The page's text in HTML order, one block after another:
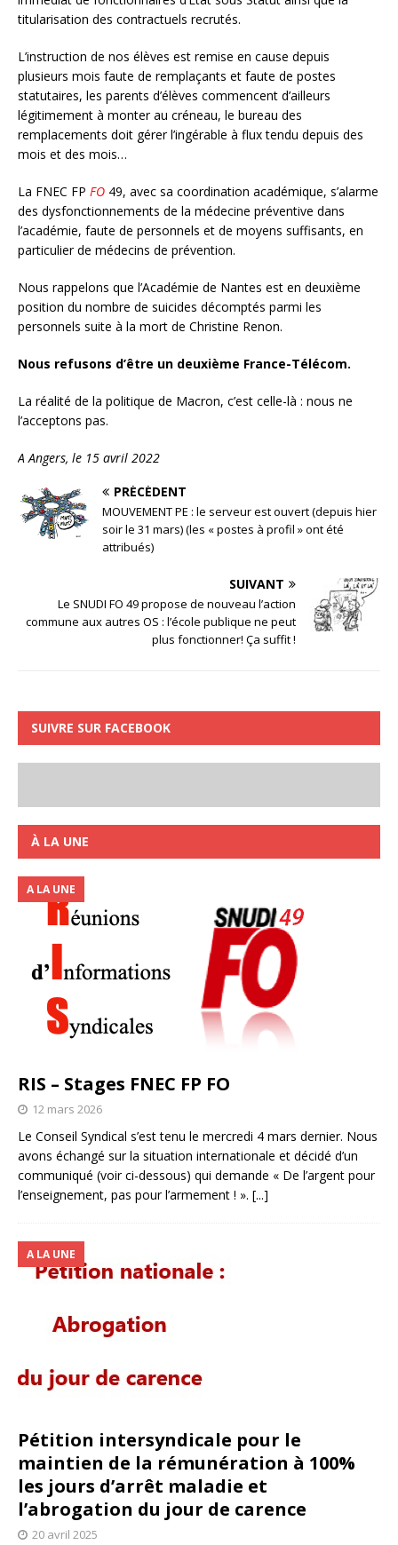
titularisation des contractuels recrutés.
L’instruction de nos élèves est remise en cause depuis
plusieurs mois faute de remplaçants et faute de postes
statutaires, les parents d’élèves commencent d’ailleurs
légitimement à monter au créneau, le bureau des
remplacements doit gérer l’ingérable à flux tendu depuis des
mois et des mois…
La FNEC FP FO 49, avec sa coordination académique, s’alarme
des dysfonctionnements de la médecine préventive dans
l’académie, faute de personnels et de moyens suffisants, en
particulier de médecins de prévention.
Nous rappelons que l’Académie de Nantes est en deuxième
position du nombre de suicides décomptés parmi les
personnels suite à la mort de Christine Renon.
Nous refusons d’être un deuxième France-Télécom.
La réalité de la politique de Macron, c’est celle-là : nous ne
l’acceptons pas.
A Angers, le 15 avril 2022
PRÉCÉDENT
MOUVEMENT PE : le serveur est ouvert (depuis hier
soir le 31 mars) (les « postes à profil » ont été
attribués)
SUIVANT
Le SNUDI FO 49 propose de nouveau l’action
commune aux autres OS : l’école publique ne peut
plus fonctionner! Ça suffit !
SUIVRE SUR FACEBOOK
À LA UNE
RIS – Stages FNEC FP FO
A LA UNE
12 mars 2026
Le Conseil Syndical s’est tenu le mercredi 4 mars dernier. Nous
avons échangé sur la situation internationale et décidé d’un
communiqué (voir ci-dessous) qui demande « De l’argent pour
l’enseignement, pas pour l’armement ! ». [...]
Pétition intersyndicale pour le
maintien de la rémunération à 100%
les jours d’arrêt maladie et
l’abrogation du jour de carence
A LA UNE
20 avril 2025